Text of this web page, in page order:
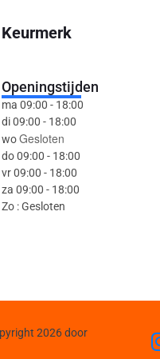
Keurmerk
Openingstijden
ma 09:00 - 18:00
di 09:00 - 18:00
woGesloten
do 09:00 - 18:00
vr 09:00 - 18:00
za 09:00 - 18:00
Zo : Gesloten
2026 door